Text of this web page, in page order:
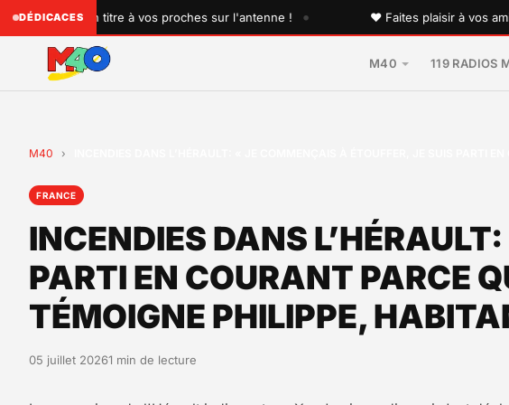
DÉDICACES
un titre à vos proches sur l'antenne ! • ♥ Faites plaisir à vos amis
M40 119 RADIOS
M40 ›
FRANCE
INCENDIES DANS
PARTI EN COURANT PARCE
TÉMOIGNE PHILIPPE,
05 juillet 20261 min de lecture